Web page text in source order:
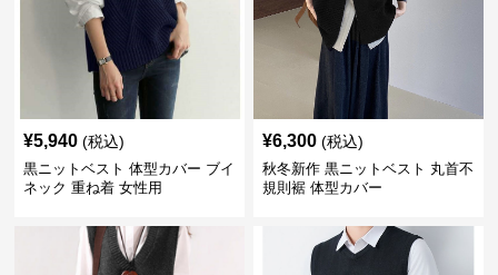
¥5,940 (税込)
黒ニットベスト 体型カバー ブイ
ネック 重ね着 女性用
¥6,300 (税込)
秋冬新作 黒ニットベスト 丸首不
規則裾 体型カバー